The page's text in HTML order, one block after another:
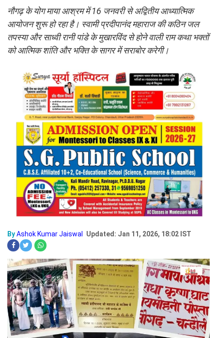
नौगढ़ के योग माया आश्रम में 16 जनवरी से अद्वितीय आध्यात्मिक
आयोजन शुरू हो रहा है। स्वामी प्रदीपानंद महाराज की कठिन जल
तपस्या और साध्वी रानी पांडे के मुखारविंद से होने वाली राम कथा भक्तों
को आत्मिक शांति और भक्ति के सागर में सराबोर करेगी।
ByAshok Kumar Jaiswal Updated: Jan 11, 2026, 18:02 IST